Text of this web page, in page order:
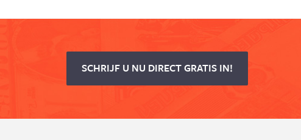
SCHRIJF U NU DIRECT GRATIS IN!